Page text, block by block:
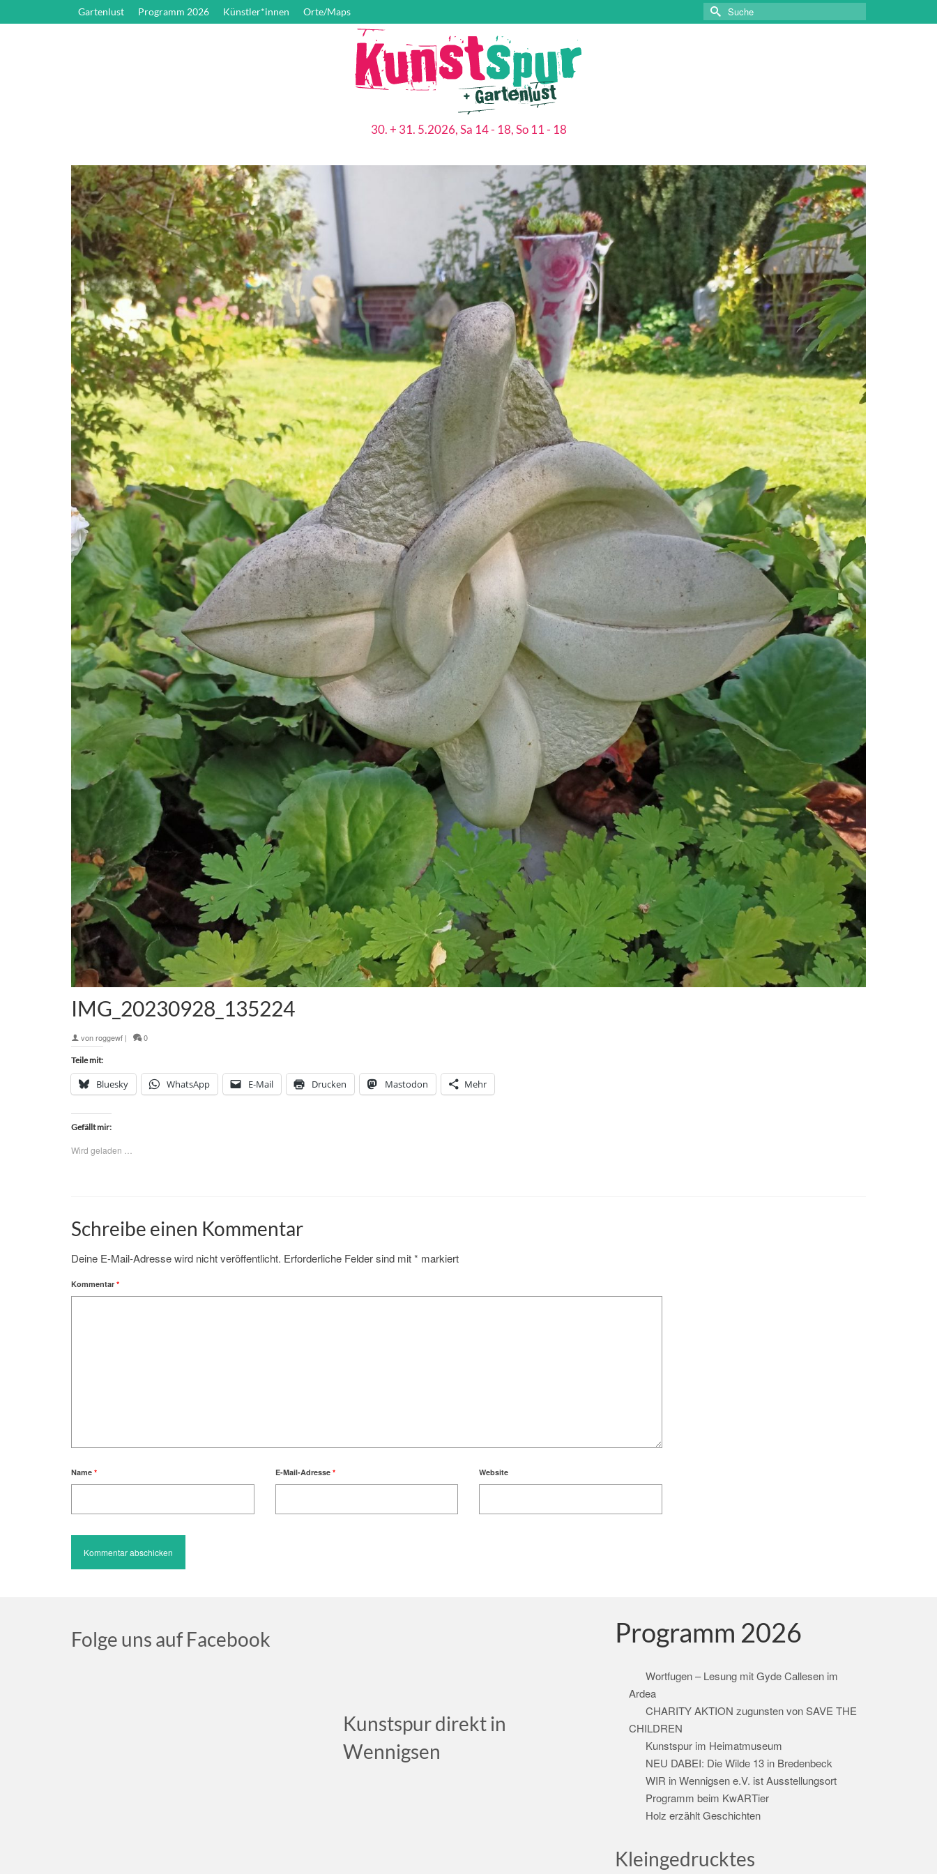
Gartenlust Programm 2026 Künstler*innen Orte/Maps
Suche
nach:
30. + 31. 5.2026, Sa 14 - 18, So 11 - 18
IMG_20230928_135224
vonroggewf | 0
Teile mit:
Bluesky WhatsApp E-Mail Drucken Mastodon Mehr
Gefällt mir:
Wird geladen …
Schreibe einen Kommentar
Deine E-Mail-Adresse wird nicht veröffentlicht. Erforderliche Felder sind mit* markiert
Kommentar *
Name * E-Mail-Adresse * Website
Folge uns auf Facebook
Kunstspur direkt in
Wennigsen
Programm 2026
Wortfugen – Lesung mit Gyde Callesen im
Ardea
CHARITY AKTION zugunsten von SAVE THE
CHILDREN
Kunstspur im Heimatmuseum
NEU DABEI: Die Wilde 13 in Bredenbeck
WIR in Wennigsen e.V. ist Ausstellungsort
Programm beim KwARTier
Holz erzählt Geschichten
Kleingedrucktes